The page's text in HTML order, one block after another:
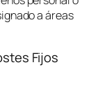
a áreas
Fijos